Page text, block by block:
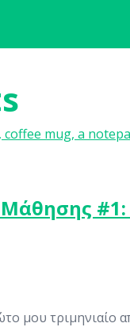
μου τριμηνιαίο